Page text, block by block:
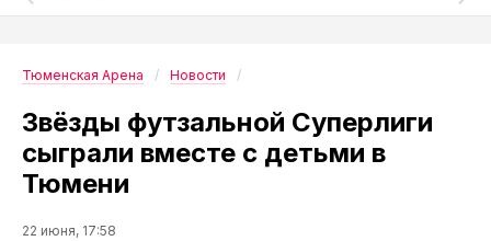
Тюменская Арена Новости
Звёзды футзальной Суперлиги
сыграли вместе с детьми в
Тюмени
22 июня, 17:58